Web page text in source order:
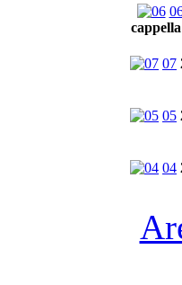
07
05
04